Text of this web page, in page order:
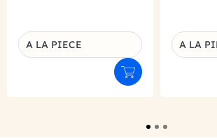
Déclinaison du produit
A LA PIECE
Ajouter au panier
A LA